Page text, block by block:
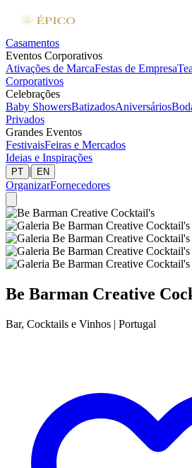
Casamentos
Eventos Corporativos
Ativações de MarcaFestas de Empresa
Corporativos
Celebrações
Baby ShowersBatizadosAniversários
Privados
Grandes Eventos
FestivaisFeiras e Mercados
Ideias e Inspirações
PT | EN
OrganizarFornecedores
Be Barman Creative
Bar, Cocktails e Vinhos | Portugal